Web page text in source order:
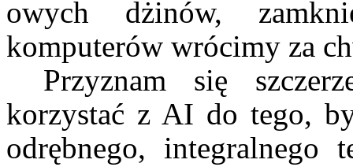
owych dżinów,
komputerów wrócimy za
Przyznam się
korzystać z AI do tego,
odrębnego, integralnego